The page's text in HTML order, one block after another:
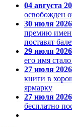
04 августа
освобожден
30 июля 2026
премию
поставят
29 июля 2026
его имя
27 июля 2026
книги в
ярмарку
27 июля 2026
бесплатно